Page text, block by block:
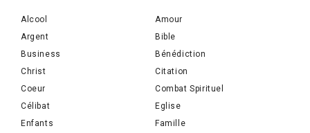
Alcool
Amour
Argent
Bible
Business
Bénédiction
Christ
Citation
Coeur
Combat Spirituel
Célibat
Eglise
Enfants
Famille